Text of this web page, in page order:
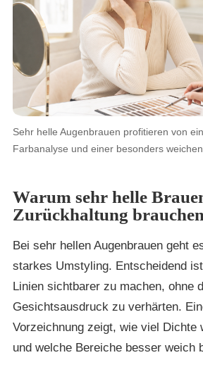
Sehr helle Augenbrauen profitieren von
Farbanalyse und einer besonders
Warum sehr helle
Zurückhaltung brauchen
Bei sehr hellen Augenbrauen geht
starkes Umstyling. Entscheidend
Linien sichtbarer zu machen, ohne
Gesichtsausdruck zu verhärten.
Vorzeichnung zeigt, wie viel Dichte
und welche Bereiche besser weich